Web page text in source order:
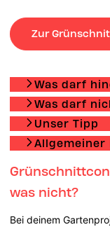
Zur
Was darf
Was darf
Unser Tipp
Allgemeiner
was nicht?
Bei deinem